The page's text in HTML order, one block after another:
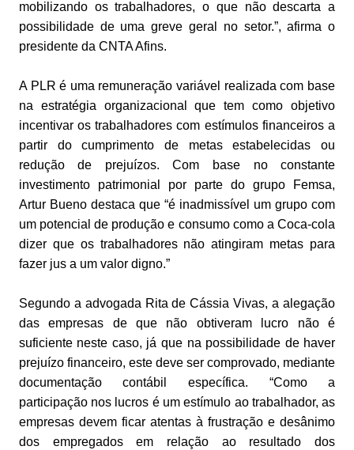
mobilizando os trabalhadores, o que não descarta a
possibilidade de uma greve geral no setor.”, afirma o
presidente da CNTA Afins.
A PLR é uma remuneração variável realizada com base
na estratégia organizacional que tem como objetivo
incentivar os trabalhadores com estímulos financeiros a
partir do cumprimento de metas estabelecidas ou
redução de prejuízos. Com base no constante
investimento patrimonial por parte do grupo Femsa,
Artur Bueno destaca que “é inadmissível um grupo com
um potencial de produção e consumo como a Coca-cola
dizer que os trabalhadores não atingiram metas para
fazer jus a um valor digno.”
Segundo a advogada Rita de Cássia Vivas, a alegação
das empresas de que não obtiveram lucro não é
suficiente neste caso, já que na possibilidade de haver
prejuízo financeiro, este deve ser comprovado, mediante
documentação contábil específica. “Como a
participação nos lucros é um estímulo ao trabalhador, as
empresas devem ficar atentas à frustração e desânimo
dos empregados em relação ao resultado dos